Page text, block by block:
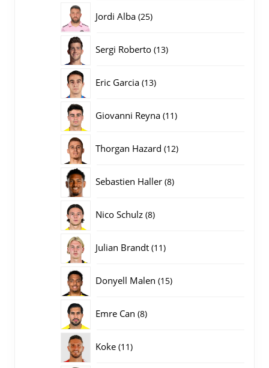
Jordi Alba 2525
Sergi Roberto 1313
Eric Garcia 1313
Giovanni Reyna 1111
Thorgan Hazard 1212
Sebastien Haller 88
Nico Schulz 88
Julian Brandt 1111
Donyell Malen 1515
Emre Can 88
Koke 1111